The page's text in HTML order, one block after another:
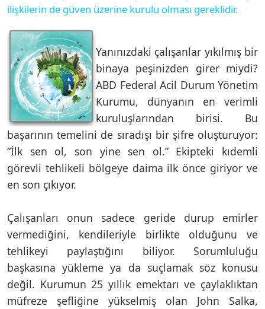
ilişkilerin de güven üzerine kurulu olması gereklidir.
Yanınızdaki çalışanlar yıkılmış bir
binaya peşinizden girer miydi?
ABD Federal Acil Durum Yönetim
Kurumu, dünyanın en verimli
kuruluşlarından birisi. Bu
başarının temelini de sıradışı bir şifre oluşturuyor:
“İlk sen ol, son yine sen ol.” Ekipteki kıdemli
görevli tehlikeli bölgeye daima ilk önce giriyor ve
en son çıkıyor.
Çalışanları onun sadece geride durup emirler
vermediğini, kendileriyle birlikte olduğunu ve
tehlikeyi paylaştığını biliyor. Sorumluluğu
başkasına yükleme ya da suçlamak söz konusu
değil. Kurumun 25 yıllık emektarı ve çaylaklıktan
müfreze şefliğine yükselmiş olan John Salka,